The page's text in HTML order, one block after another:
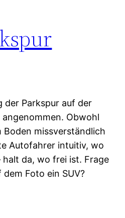
der Parkspur auf der
Obwohl
Boden missverständlich
Autofahrer intuitiv, wo
halt da, wo frei ist. Frage
Foto ein SUV?